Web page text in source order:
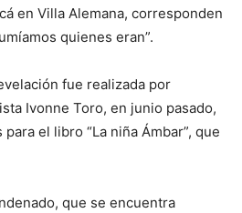
en Villa Alemana, corresponden
quienes eran”.
fue realizada por
Ivonne Toro, en junio pasado,
el libro “La niña Ámbar”, que
que se encuentra